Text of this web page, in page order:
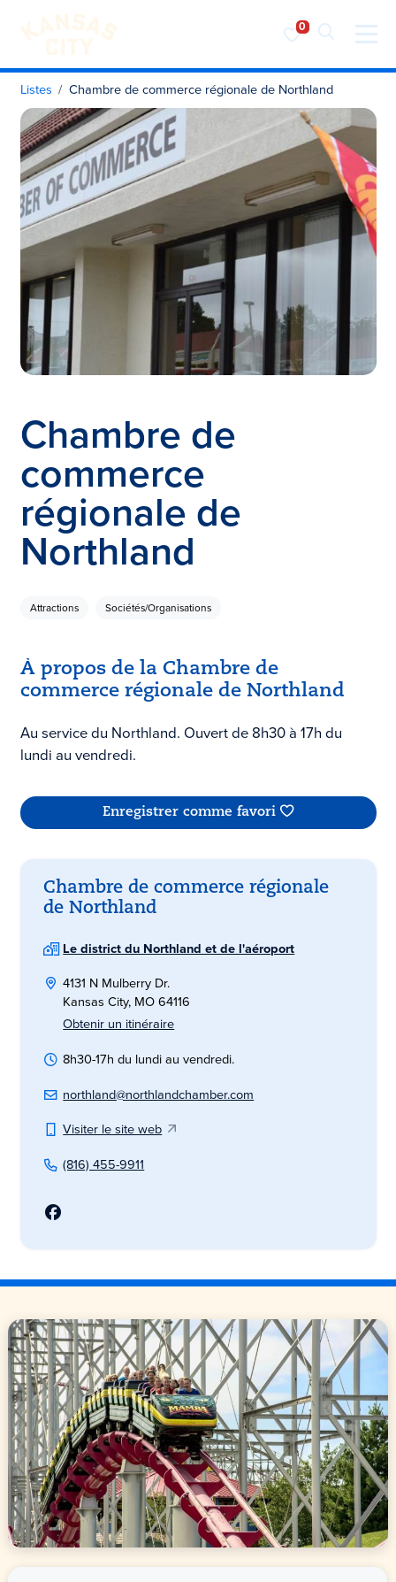
Visiter KC
Skip to content
Listes Chambre de commerce régionale de Northland
Chambre de
commerce
régionale de
Northland
Attractions Sociétés/Organisations
À propos de la Chambre de
commerce régionale de Northland
Au service du Northland. Ouvert de 8h30 à 17h du
lundi au vendredi.
Enregistrer comme favori
Chambre de commerce régionale
de Northland
Le district du Northland et de l'aéroport
4131 N Mulberry Dr.
Kansas City, MO 64116
Obtenir un itinéraire
8h30-17h du lundi au vendredi.
northland@northlandchamber.com
Visiter le site web
(816) 455-9911